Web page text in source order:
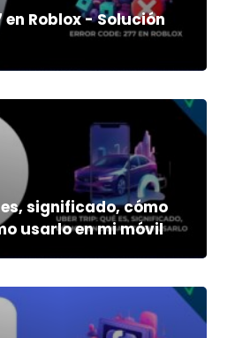
en Roblox - Solución
significado, cómo
usarlo en mi móvil